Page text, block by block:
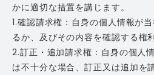
かに適切な措置を講じます。
1.確認請求権：自身の個人情報が
るか、及びその内容を確認する権利
2.訂正・追加請求権：自身の個人
は不十分な場合、訂正又は追加を